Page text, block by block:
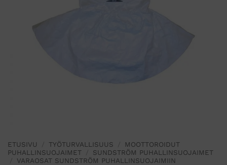
ETUSIVU TYÖTURVALLISUUS
MOOTTOROIDUT
PUHALLINSUOJAIMET
SUNDSTRÖM PUHALLINSUOJAIMET
VARAOSAT SUNDSTRÖM PUHALLINSUOJAIMIIN